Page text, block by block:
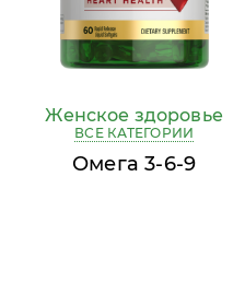
Женское здоровье
ВСЕ КАТЕГОРИИ
Омега 3-6-9